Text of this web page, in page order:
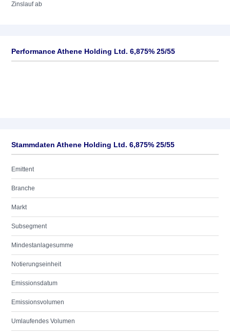
Zinslauf ab
Performance Athene Holding Ltd. 6,875% 25/55
Stammdaten Athene Holding Ltd. 6,875% 25/55
Emittent
Branche
Markt
Subsegment
Mindestanlagesumme
Notierungseinheit
Emissionsdatum
Emissionsvolumen
Umlaufendes Volumen